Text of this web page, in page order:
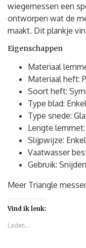
wiegemessen een
ontworpen wat de
maakt. Dit plankje
Eigenschappen
Materiaal
Materiaal heft:
Soort heft:
Type blad: Enkel
Type snede:
Lengte
Slijpwijze:
Vaatwasser
Gebruik:
Meer Triangle
Vind ik leuk:
Laden...